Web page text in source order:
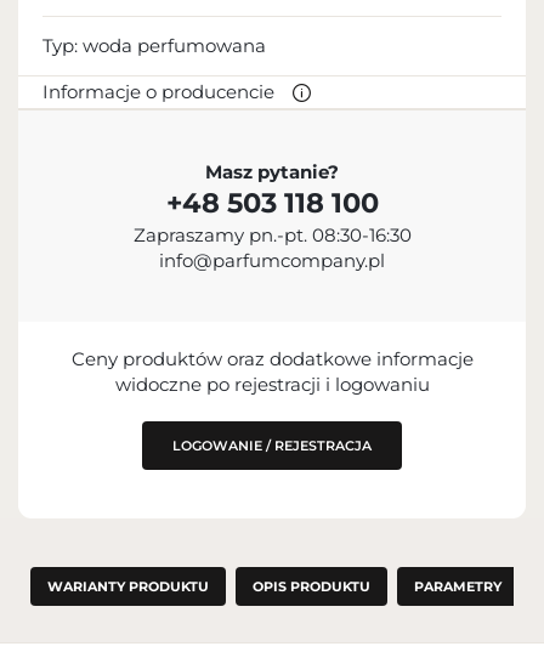
Typ: woda perfumowana
Informacje o producencie
Burberry Group plc
442 033 673 000
customerservice@burberry.com
Masz pytanie?
+48 503 118 100
Zapraszamy pn.-pt. 08:30-16:30
info@parfumcompany.pl
Ceny produktów oraz dodatkowe informacje
widoczne po rejestracji i logowaniu
LOGOWANIE / REJESTRACJA
WARIANTY PRODUKTU OPIS PRODUKTU PARAMETRY